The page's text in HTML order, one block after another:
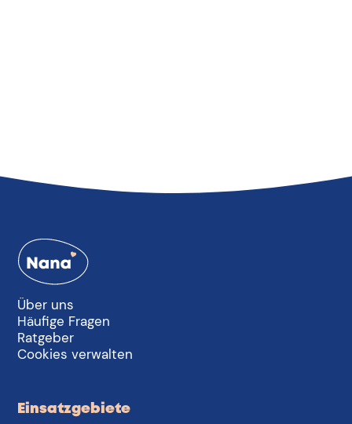
Über uns
Häufige Fragen
Ratgeber
Cookies verwalten
Einsatzgebiete